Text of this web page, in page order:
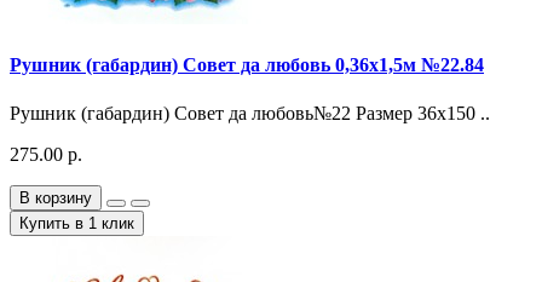
Рушник (габардин) Совет да любовь 0,36х1,5м №22.84
Рушник (габардин) Совет да любовь№22 Размер 36х150 ..
275.00 р.
В корзину
Купить в 1 клик